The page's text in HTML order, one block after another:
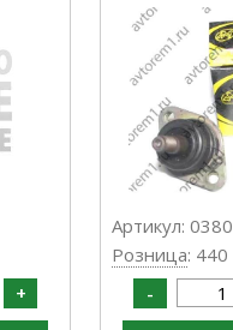
Артикул:
Розница: